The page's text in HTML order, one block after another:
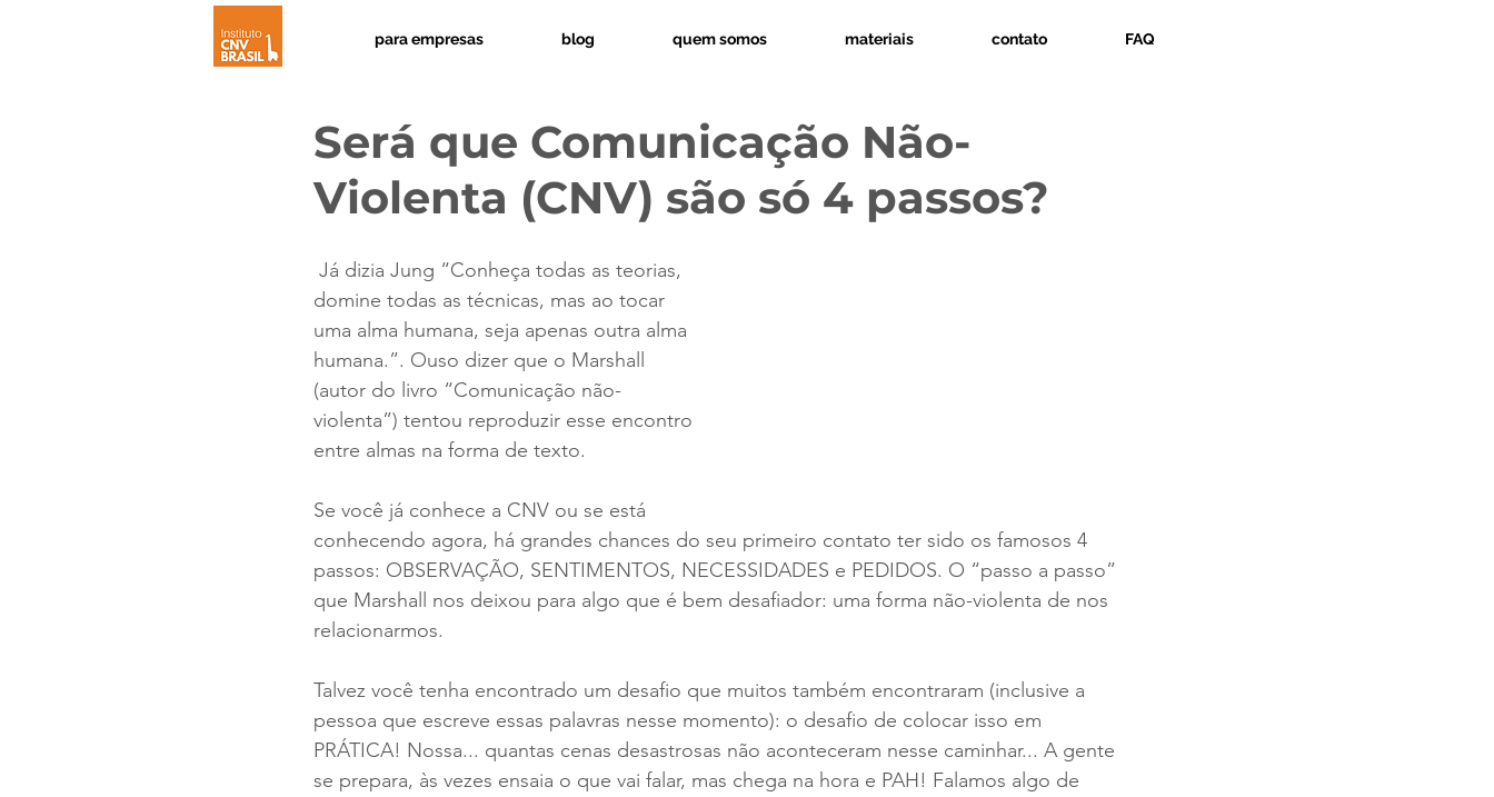
para empresas blog quem somos materiais contato FAQ
Será que Comunicação Não-
Violenta (CNV) são só 4 passos?
domine todas as técnicas, mas ao tocar
uma alma humana, seja apenas outra alma
humana.”. Ouso dizer que o Marshall
(autor do livro “Comunicação não-
violenta”) tentou reproduzir esse encontro
entre almas na forma de texto.
Se você já conhece a CNV ou se está
conhecendo agora, há grandes chances do seu primeiro contato ter sido os famosos 4
passos: OBSERVAÇÃO, SENTIMENTOS, NECESSIDADES e PEDIDOS. O “passo a passo”
que Marshall nos deixou para algo que é bem desafiador: uma forma não-violenta de nos
relacionarmos.
Talvez você tenha encontrado um desafio que muitos também encontraram (inclusive a
pessoa que escreve essas palavras nesse momento): o desafio de colocar isso em
PRÁTICA! Nossa... quantas cenas desastrosas não aconteceram nesse caminhar... A gente
se prepara, às vezes ensaia o que vai falar, mas chega na hora e PAH! Falamos algo de